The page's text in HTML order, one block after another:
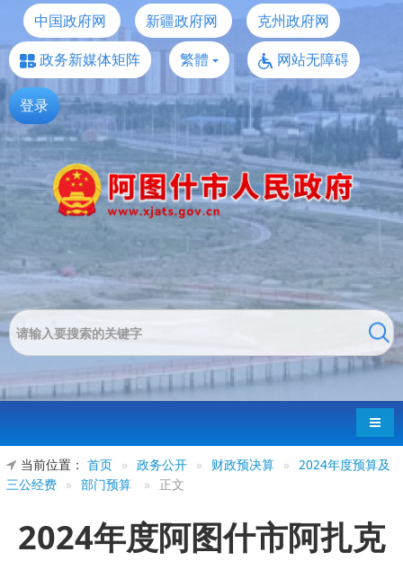
中国政府网 新疆政府网
克州政府网
政务新媒体矩阵
繁體 网站无障碍
登录
导航
当前位置： 首页 » 政务公开 » 财政预决算 »
2024年度预算及
三公经费 » 部门预算 » 正文
2024年度阿图什市阿扎克